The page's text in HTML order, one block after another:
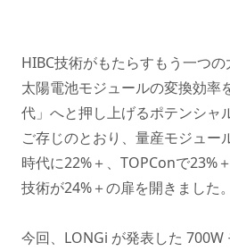
HIBC技術がもたらすもう一つ
太陽電池モジュールの変換効率
代」へと押し上げるポテンシャ
ご存じのとおり、量産モジュー
時代に22%＋、TOPConで23%
技術が24%＋の扉を開きました。
今回、LONGi が発表した 700W